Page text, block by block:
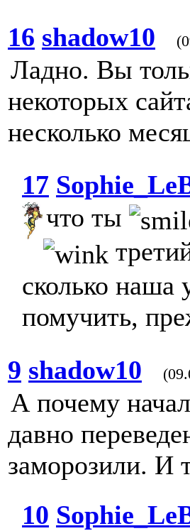
16 shadow10
Ладно. Вы
некоторых
несколько
17
что ты
сколько наша
помучить,
9 shadow10
А почему
давно
заморозили. И
10